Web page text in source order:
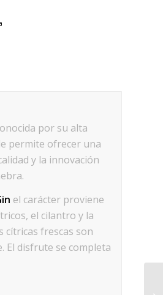
por su alta
permite ofrecer una
y la innovación
el carácter proviene
el cilantro y la
cítricas frescas son
El disfrute se completa